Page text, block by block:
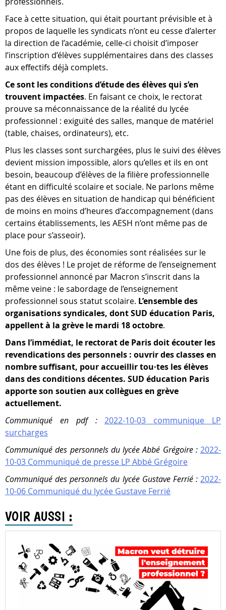
Face à cette situation, qui était pourtant prévisible et à
propos de laquelle les syndicats n’ont eu cesse d’alerter
la direction de l’académie, celle-ci choisit d’imposer
l’inscription d’élèves supplémentaires dans des classes
aux effectifs déjà complets.
Ce sont les conditions d’étude des élèves qui s’en
trouvent impactées. En faisant ce choix, le rectorat
prouve sa méconnaissance de la réalité du lycée
professionnel : exiguïté des salles, manque de matériel
(table, chaises, ordinateurs), etc.
Plus les classes sont surchargées, plus le suivi des élèves
devient mission impossible, alors qu’elles et ils en ont
besoin, beaucoup d’élèves de la filière professionnelle
étant en difficulté scolaire et sociale. Ne parlons même
pas des élèves en situation de handicap qui bénéficient
de moins en moins d’heures d’accompagnement (dans
certains établissements, les AESH n’ont même pas de
place pour s’asseoir).
Une fois de plus, des économies sont réalisées sur le
dos des élèves ! Le projet de réforme de l’enseignement
professionnel annoncé par Macron s’inscrit dans la
même veine : le sabordage de l’enseignement
professionnel sous statut scolaire. L’ensemble des
organisations syndicales, dont SUD éducation Paris,
appellent à la grève le mardi 18 octobre.
Dans l’immédiat, le rectorat de Paris doit écouter les
revendications des personnels : ouvrir des classes en
nombre suffisant, pour accueillir tou·tes les élèves
dans des conditions décentes. SUD éducation Paris
apporte son soutien aux collègues en grève
actuellement.
Communiqué en pdf :2022-10-03 communique LP
surcharges
Communiqué des personnels du lycée Abbé Grégoire : 2022-
10-03 Communiqué de presse LP Abbé Grégoire
Communiqué des personnels du lycée Gustave Ferrié : 2022-
10-06 Communiqué du lycée Gustave Ferrié
VOIR AUSSI :